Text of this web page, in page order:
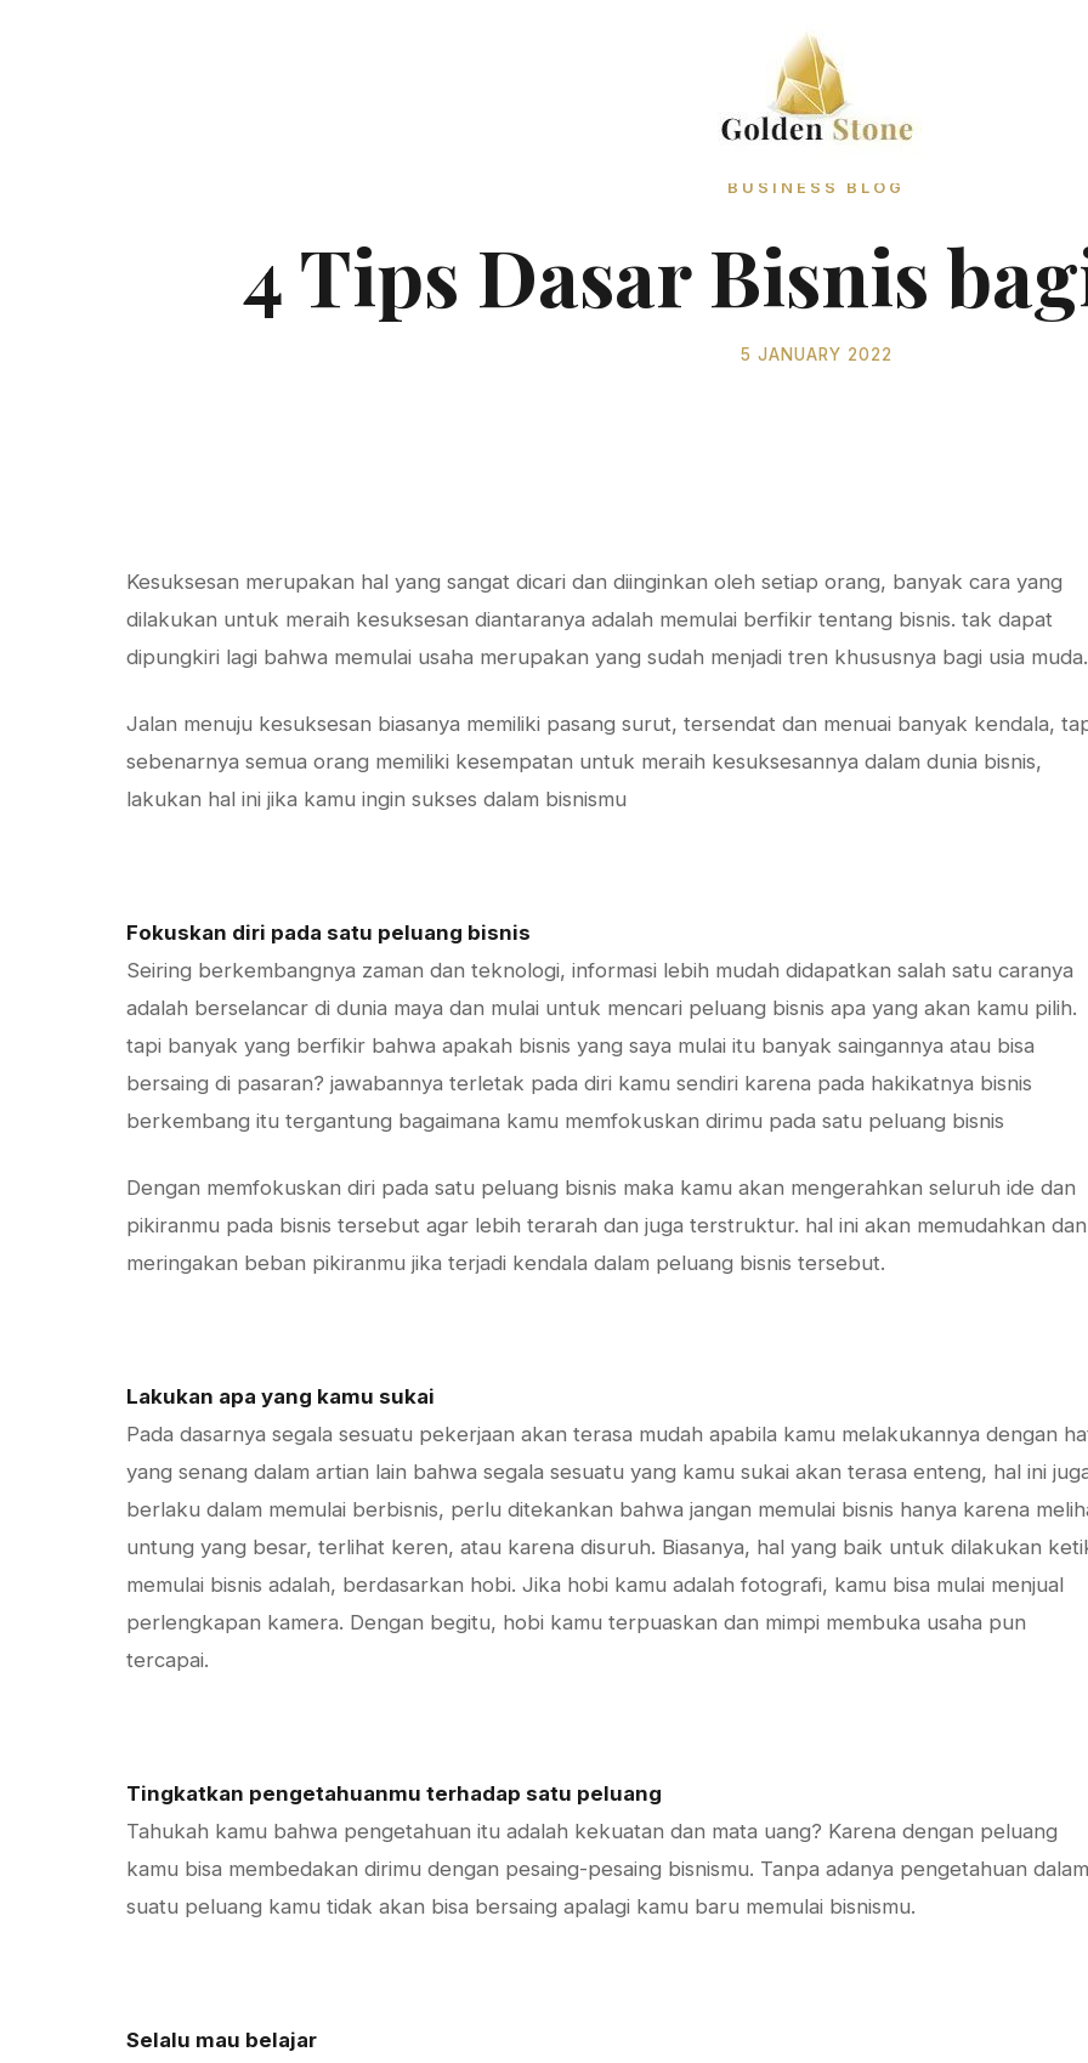
BUSINESS BLOG
4 Tips Dasar Bisnis
5 JANUARY 2022
Kesuksesan merupakan hal yang sangat dicari dan diinginkan oleh setiap orang, banyak cara yang
dilakukan untuk meraih kesuksesan diantaranya adalah memulai berfikir tentang bisnis. tak dapat
dipungkiri lagi bahwa memulai usaha merupakan yang sudah menjadi tren khususnya bagi usia muda.
Jalan menuju kesuksesan biasanya memiliki pasang surut, tersendat dan menuai banyak kendala,
sebenarnya semua orang memiliki kesempatan untuk meraih kesuksesannya dalam dunia bisnis,
lakukan hal ini jika kamu ingin sukses dalam bisnismu
Fokuskan diri pada satu peluang bisnis
Seiring berkembangnya zaman dan teknologi, informasi lebih mudah didapatkan salah satu caranya
adalah berselancar di dunia maya dan mulai untuk mencari peluang bisnis apa yang akan kamu pilih.
tapi banyak yang berfikir bahwa apakah bisnis yang saya mulai itu banyak saingannya atau bisa
bersaing di pasaran? jawabannya terletak pada diri kamu sendiri karena pada hakikatnya bisnis
berkembang itu tergantung bagaimana kamu memfokuskan dirimu pada satu peluang bisnis
Dengan memfokuskan diri pada satu peluang bisnis maka kamu akan mengerahkan seluruh ide dan
pikiranmu pada bisnis tersebut agar lebih terarah dan juga terstruktur. hal ini akan memudahkan dan
meringakan beban pikiranmu jika terjadi kendala dalam peluang bisnis tersebut.
Lakukan apa yang kamu sukai
Pada dasarnya segala sesuatu pekerjaan akan terasa mudah apabila kamu melakukannya dengan
yang senang dalam artian lain bahwa segala sesuatu yang kamu sukai akan terasa enteng, hal ini
berlaku dalam memulai berbisnis, perlu ditekankan bahwa jangan memulai bisnis hanya karena
untung yang besar, terlihat keren, atau karena disuruh. Biasanya, hal yang baik untuk dilakukan
memulai bisnis adalah, berdasarkan hobi. Jika hobi kamu adalah fotografi, kamu bisa mulai menjual
perlengkapan kamera. Dengan begitu, hobi kamu terpuaskan dan mimpi membuka usaha pun
tercapai.
Tingkatkan pengetahuanmu terhadap satu peluang
Tahukah kamu bahwa pengetahuan itu adalah kekuatan dan mata uang? Karena dengan peluang
kamu bisa membedakan dirimu dengan pesaing-pesaing bisnismu. Tanpa adanya pengetahuan dalam
suatu peluang kamu tidak akan bisa bersaing apalagi kamu baru memulai bisnismu.
Selalu mau belajar